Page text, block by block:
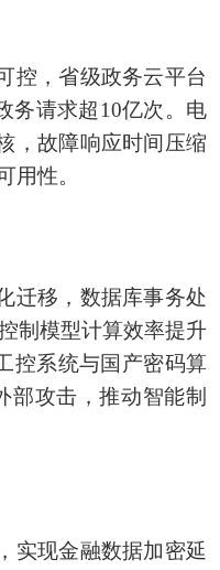
控，省级政务云平台
务请求超10亿次。电
，故障响应时间压缩
用性。
迁移，数据库事务处
制模型计算效率提升
控系统与国产密码算
部攻击，推动智能制
实现金融数据加密延